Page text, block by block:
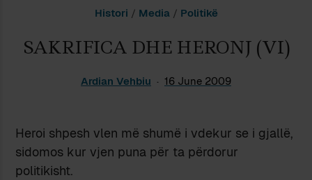
Histori / Media/ Politikë
SAKRIFICA DHE HERONJ (VI)
Ardian Vehbiu 16 June 2009
Heroi shpesh vlen më shumë i vdekur se i gjallë,
sidomos kur vjen puna për ta përdorur
politikisht.